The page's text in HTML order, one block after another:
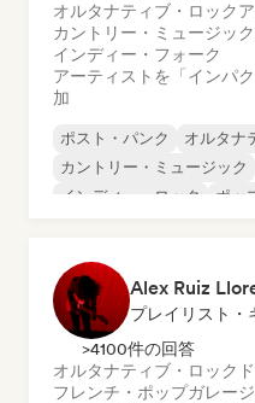
オルタナティブ・ロック
カントリー・ミュージック
インディー・フォーク
アーティストを「インパ
加
ポスト・パンク オルタナ
カントリー・ミュージック
インディー・ロック
ポッ
Alex Ruiz
プレイリスト・
>4100件の回答
オルタナティブ・ロック
フレンチ・ポップガレー